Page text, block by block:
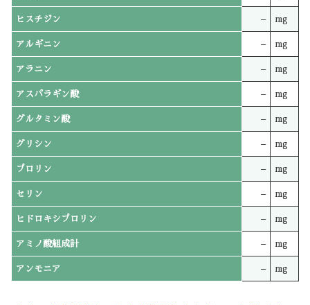
ヒスチジン – mg
アルギニン – mg
アラニン – mg
アスパラギン酸 – mg
グルタミン酸 – mg
グリシン – mg
プロリン – mg
セリン – mg
ヒドロキシプロリン – mg
アミノ酸組成計 – mg
アンモニア – mg